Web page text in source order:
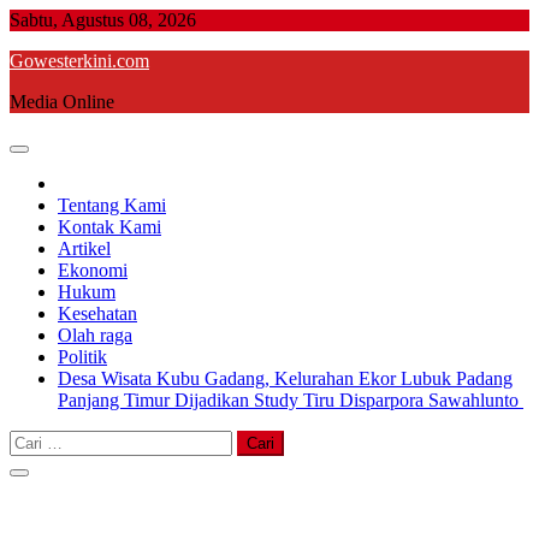
Skip
content
Sabtu, Agustus 08, 2026
Gowesterkini.com
Media Online
Tentang Kami
Kontak Kami
Artikel
Ekonomi
Hukum
Kesehatan
Olah raga
Politik
Desa Wisata Kubu Gadang, Kelurahan Ekor Lubuk Padang
Panjang Timur Dijadikan Study Tiru Disparpora Sawahlunto
Cari
untuk: